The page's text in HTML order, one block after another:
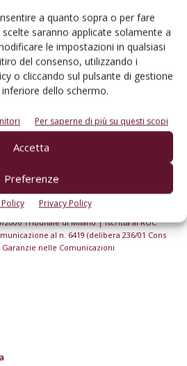
a quanto sopra o per fare
saranno applicate solamente a
le impostazioni in qualsiasi
del consenso, utilizzando i
o cliccando sul pulsante di gestione
dello schermo.
Per saperne di più su questi scopi
Accetta
Preferenze
Privacy Policy
riservati. Sede legale Via Eritrea 21 -
IVA e Iscrizione al Registro delle
2006 Tribunale di Milano | Iscritta al ROC
al n. 6419 (delibera 236/01 Cons
nelle Comunicazioni